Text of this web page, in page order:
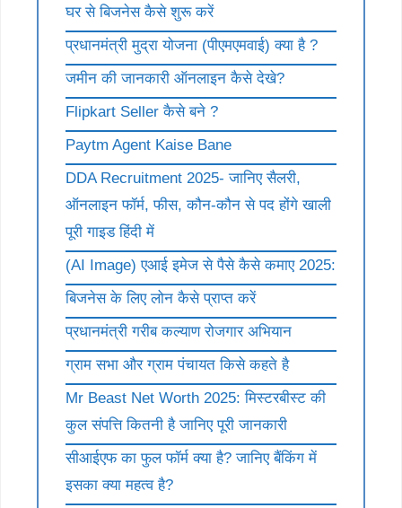
घर से बिजनेस कैसे शुरू करें
प्रधानमंत्री मुद्रा योजना (पीएमएमवाई) क्या है ?
जमीन की जानकारी ऑनलाइन कैसे देखे?
Flipkart Seller कैसे बने ?
Paytm Agent Kaise Bane
DDA Recruitment 2025- जानिए सैलरी,
ऑनलाइन फॉर्म, फीस, कौन-कौन से पद होंगे खाली
पूरी गाइड हिंदी में
(AI Image) एआई इमेज से पैसे कैसे कमाए 2025:
बिजनेस के लिए लोन कैसे प्राप्त करें
प्रधानमंत्री गरीब कल्याण रोजगार अभियान
ग्राम सभा और ग्राम पंचायत किसे कहते है
Mr Beast Net Worth 2025: मिस्टरबीस्ट की
कुल संपत्ति कितनी है जानिए पूरी जानकारी
सीआईएफ का फुल फॉर्म क्या है? जानिए बैंकिंग में
इसका क्या महत्व है?